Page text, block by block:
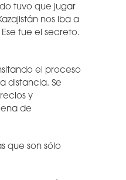
tuvo que jugar
nos iba a
fue el secreto.
el proceso
distancia. Se
y
de
que son sólo